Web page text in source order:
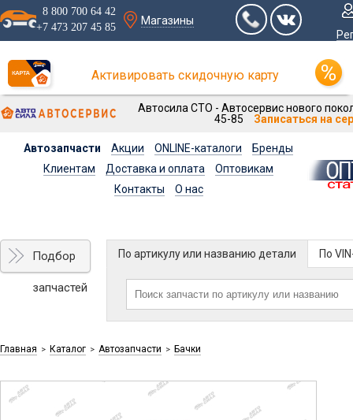
8 800 700 64 42
+7 473 207 45 85
Магазины
Активировать скидочную карту
Автосила СТО - Автосервис нового
45-85
Записаться на
Автозапчасти Акции ONLINE-каталоги
Бренды
Клиентам
Доставка и оплата
Оптовикам
Контакты
О нас
Подбор
запчастей
По артикулу или названию детали По
Главная > Каталог > Автозапчасти > Бачки